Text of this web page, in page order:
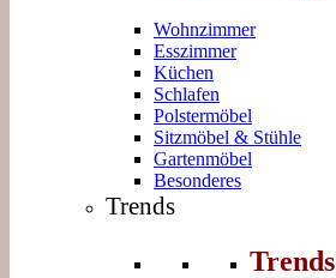
Wohnzimmer
Esszimmer
Küchen
Schlafen
Polstermöbel
Sitzmöbel & Stühle
Gartenmöbel
Besonderes
Trends
Trends